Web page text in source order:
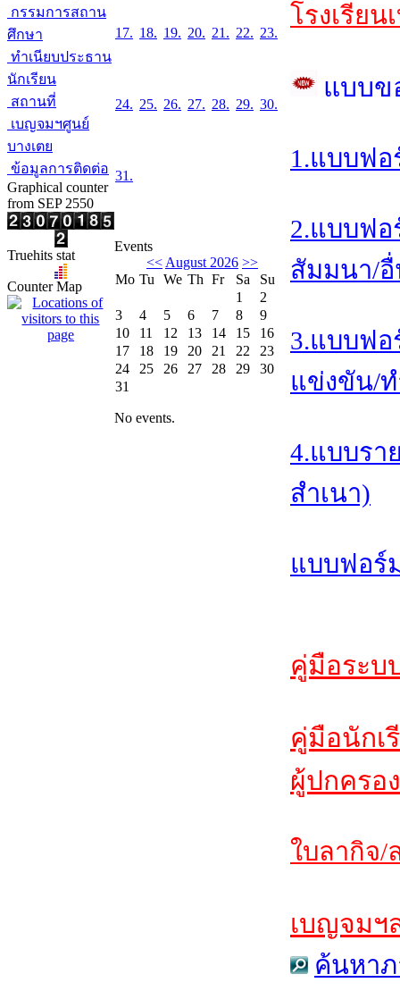
กรรมการสถาน
ศึกษา
ทำเนียบประธาน
นักเรียน
สถานที่
เบญจมฯศูนย์
บางเตย
ข้อมูลการติดต่อ
Graphical counter
from SEP 2550
Truehits stat
Counter Map
17. 18. 19. 20. 21. 22. 23.
24. 25. 26. 27. 28. 29. 30.
31.
Events
<< August 2026 >>
Mo Tu We Th Fr Sa
Su
1
2
3
4 5 6 7 8
9
10
11 12 13 14 15
16
17
18 19 20 21 22
23
24
25 26 27 28 29
30
31
No events.
โรงเรีย
แบบข
1.แบบฟ
2.แบบฟ
สัมมนา/
3.แบบฟอ
แข่งขัน/
4.แบบรา
สำเนา)
แบบฟอร์
คู่มือระบ
คู่มือนักเ
ผู้ปกครอ
ใบลากิจ/
เบญจมฯ
ค้นหาภ